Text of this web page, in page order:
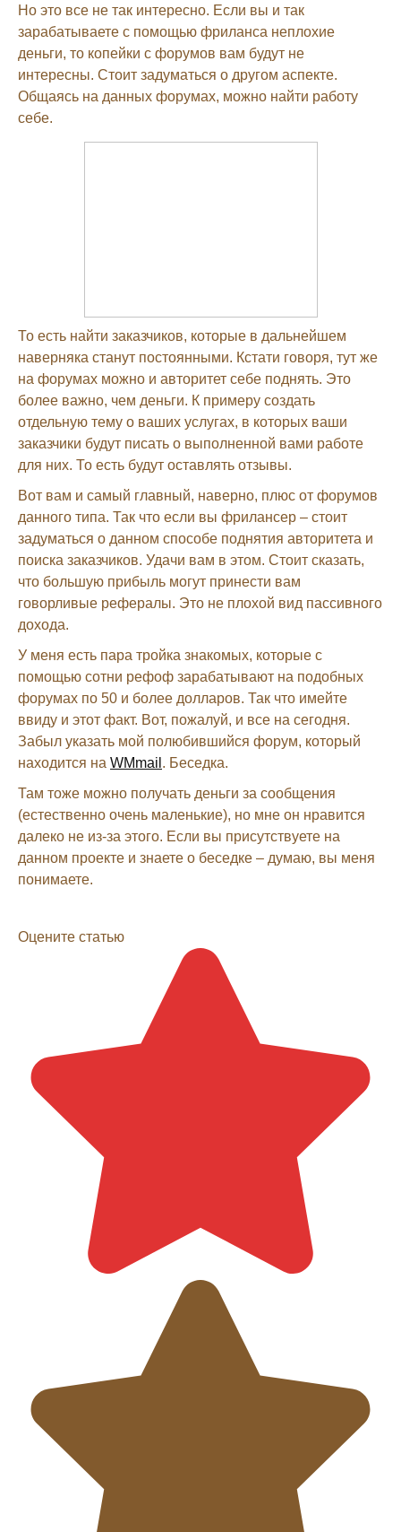
Но это все не так интересно. Если вы и так
зарабатываете с помощью фриланса неплохие
деньги, то копейки с форумов вам будут не
интересны. Стоит задуматься о другом аспекте.
Общаясь на данных форумах, можно найти работу
себе.
То есть найти заказчиков, которые в дальнейшем
наверняка станут постоянными. Кстати говоря, тут же
на форумах можно и авторитет себе поднять. Это
более важно, чем деньги. К примеру создать
отдельную тему о ваших услугах, в которых ваши
заказчики будут писать о выполненной вами работе
для них. То есть будут оставлять отзывы.
Вот вам и самый главный, наверно, плюс от форумов
данного типа. Так что если вы фрилансер – стоит
задуматься о данном способе поднятия авторитета и
поиска заказчиков. Удачи вам в этом. Стоит сказать,
что большую прибыль могут принести вам
говорливые рефералы. Это не плохой вид пассивного
дохода.
У меня есть пара тройка знакомых, которые с
помощью сотни рефоф зарабатывают на подобных
форумах по 50 и более долларов. Так что имейте
ввиду и этот факт. Вот, пожалуй, и все на сегодня.
Забыл указать мой полюбившийся форум, который
находится на WMmail . Беседка.
Там тоже можно получать деньги за сообщения
(естественно очень маленькие), но мне он нравится
далеко не из-за этого. Если вы присутствуете на
данном проекте и знаете о беседке – думаю, вы меня
понимаете.
Оцените статью